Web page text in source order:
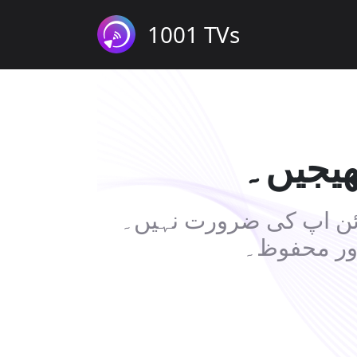
1001 TVs
اپ کی ضرورت نہیں۔
محفوظ۔